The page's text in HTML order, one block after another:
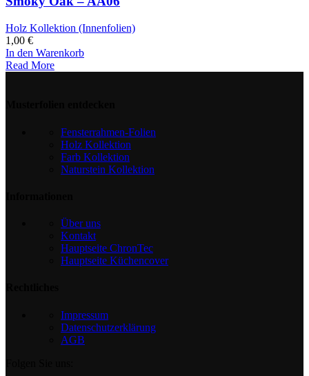
Holz Kollektion (Innenfolien)
1,00 €
In den Warenkorb
Read More
Fensterrahmen-Folien
Holz Kollektion
Farb Kollektion
Naturstein Kollektion
Über uns
Kontakt
Hauptseite ChronTec
Hauptseite Küchencover
Impressum
Datenschutzerklärung
AGB